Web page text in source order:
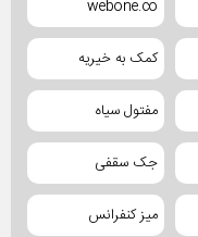
webone.co
کمک به خیریه
مفتول سیاه
جک سقفی
میز کنفرانس